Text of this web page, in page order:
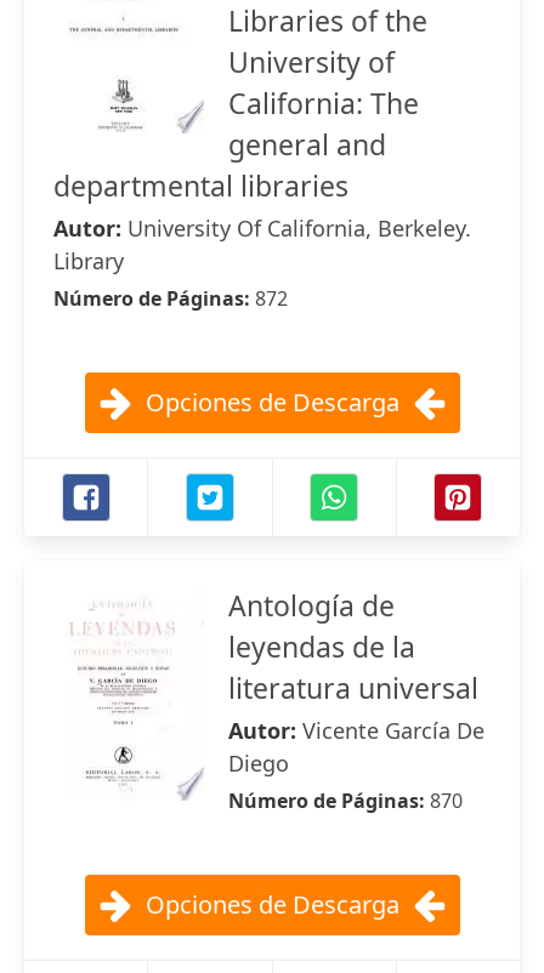
Libraries of the
University of
California: The
general and
departmental libraries
Autor: University Of California, Berkeley.
Library
Número de Páginas: 872
Opciones de Descarga
Antología de
leyendas de la
literatura universal
Autor: Vicente García De
Diego
Número de Páginas: 870
Opciones de Descarga